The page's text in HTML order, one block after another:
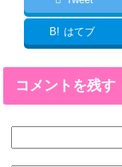
B! はてブ
コメントを残す